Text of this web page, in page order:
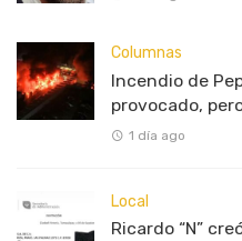
Columnas
Incendio de
provocado,
1 día ago
Local
Ricardo “N”